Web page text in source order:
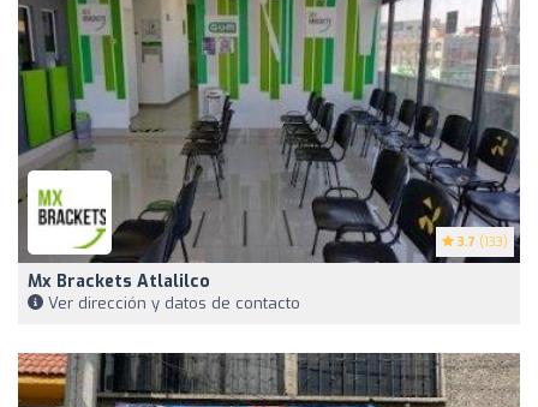
3.7 (133)
Mx Brackets Atlalilco
Ver dirección y datos de contacto